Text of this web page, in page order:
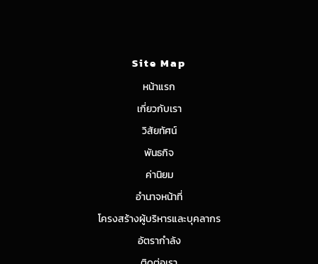
Site Map
หน้าแรก
เกี่ยวกับเรา
วิสัยทัศน์
พันธกิจ
ค่านิยม
อำนาจหน้าที่
โครงสร้างผู้บริหารและบุคลากร
อัตรากำลัง